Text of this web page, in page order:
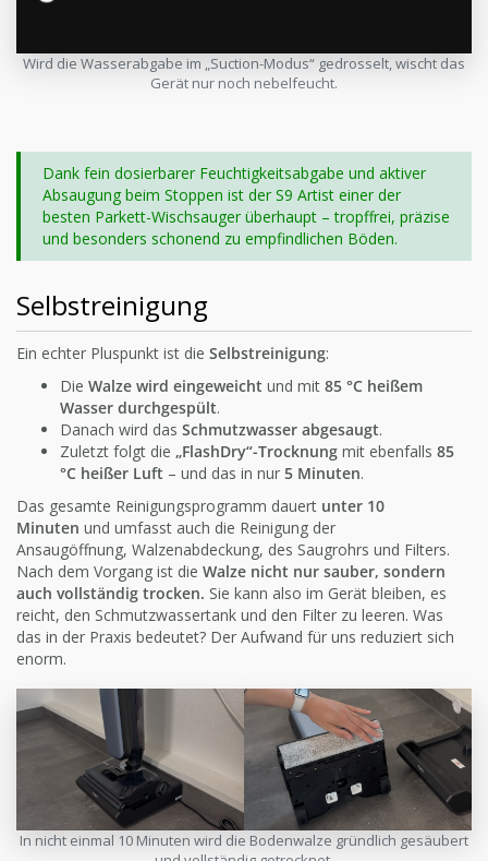
Wird die Wasserabgabe im „Suction-Modus“ gedrosselt, wischt das
Gerät nur noch nebelfeucht.
Dank fein dosierbarer Feuchtigkeitsabgabe und aktiver
Absaugung beim Stoppen ist der S9 Artist einer der
besten Parkett-Wischsauger überhaupt – tropffrei, präzise
und besonders schonend zu empfindlichen Böden.
Selbstreinigung
Ein echter Pluspunkt ist die Selbstreinigung:
Die Walze wird eingeweicht und mit 85 °C heißem
Wasser durchgespült.
Danach wird das Schmutzwasser abgesaugt.
Zuletzt folgt die „FlashDry“-Trocknung mit ebenfalls 85
°C heißer Luft – und das in nur 5 Minuten.
Das gesamte Reinigungsprogramm dauert unter 10
Minuten und umfasst auch die Reinigung der
Ansaugöffnung, Walzenabdeckung, des Saugrohrs und Filters.
Nach dem Vorgang ist die Walze nicht nur sauber, sondern
auch vollständig trocken. Sie kann also im Gerät bleiben, es
reicht, den Schmutzwassertank und den Filter zu leeren. Was
das in der Praxis bedeutet? Der Aufwand für uns reduziert sich
enorm.
In nicht einmal 10 Minuten wird die Bodenwalze gründlich gesäubert